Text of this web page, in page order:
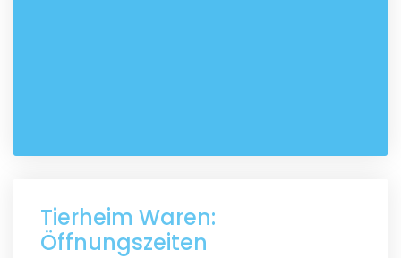
Tierheim Waren:
Öffnungszeiten